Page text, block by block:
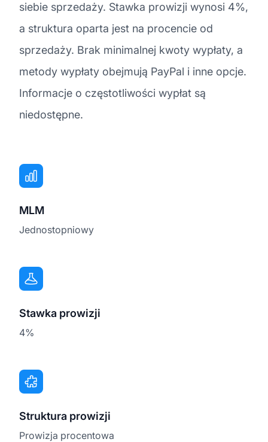
siebie sprzedaży. Stawka prowizji wynosi 4%,
a struktura oparta jest na procencie od
sprzedaży. Brak minimalnej kwoty wypłaty, a
metody wypłaty obejmują PayPal i inne opcje.
Informacje o częstotliwości wypłat są
niedostępne.
MLM
Jednostopniowy
Stawka prowizji
4%
Struktura prowizji
Prowizja procentowa